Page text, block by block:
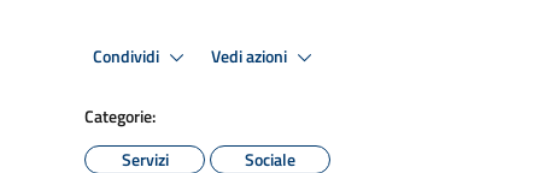
Condividi Vedi azioni
Categorie:
Servizi
Sociale